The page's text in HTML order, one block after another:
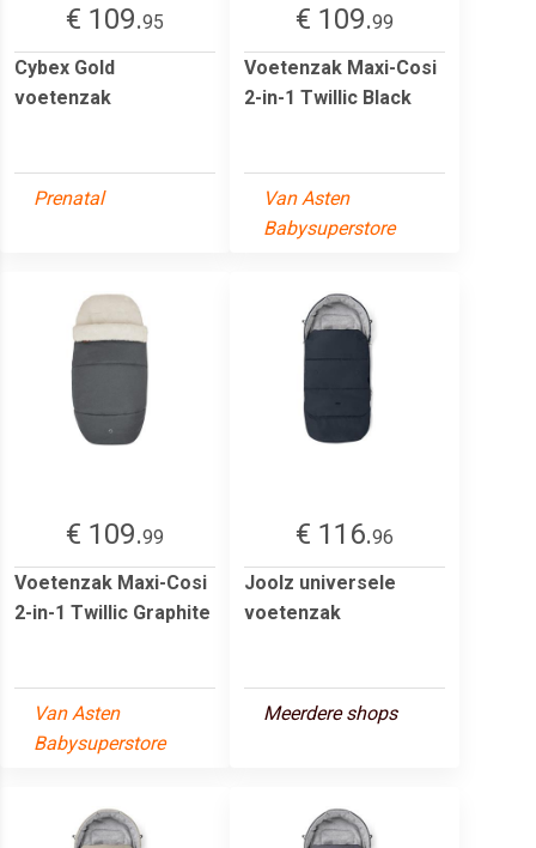
€ 109.95
Cybex Gold
voetenzak
Prenatal
€ 109.99
Voetenzak Maxi-Cosi
2-in-1 Twillic Black
Van Asten
Babysuperstore
€ 109.99
Voetenzak Maxi-Cosi
2-in-1 Twillic Graphite
Van Asten
Babysuperstore
€ 116.96
Joolz universele
voetenzak
Meerdere shops